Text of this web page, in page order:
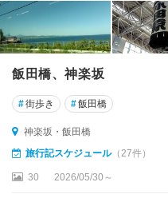
・
赤
羽
中
・
杉
・
世
飯田橋、神楽坂
#街歩き #飯田橋
神楽坂・飯田橋
旅行記スケジュール（27件）
30 2026/05/30～